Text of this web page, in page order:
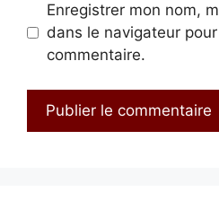
Enregistrer mon nom,
dans le navigateur
commentaire.